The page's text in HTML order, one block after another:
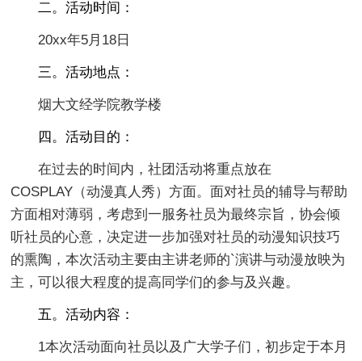
二。活动时间：
20xx年5月18日
三。活动地点：
烟大文经学院教学楼
四。活动目的：
在过去的时间内，社团活动将重点放在
COSPLAY（动漫真人秀）方面。面对社员的辅导与帮助
方面相对薄弱，考虑到一服务社员为最终宗旨，协会倾
听社员的心意，决定进一步加强对社员的动漫知识技巧
的熏陶，本次活动主要由主讲老师的`演讲与动漫放映为
主，可以很大程度的提高同学们的参与及兴趣。
五。活动内容：
1本次活动面向社员以及广大学子们，初步定于本月